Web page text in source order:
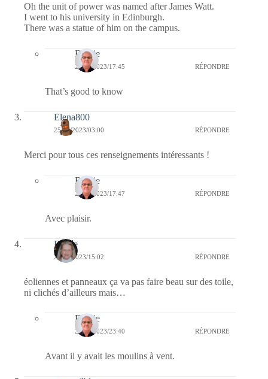
Oh the unit of power was named after James Watt.
I went to his university in Edinburgh.
There was a statue of him on the campus.
Bernie
25/01/2023/17:45 RÉPONDRE
That’s good to know
Elena800
25/01/2023/03:00 RÉPONDRE
Merci pour tous ces renseignements intéressants !
Bernie
25/01/2023/17:47 RÉPONDRE
Avec plaisir.
Renée
24/01/2023/15:02 RÉPONDRE
éoliennes et panneaux ça va pas faire beau sur des toile,
ni clichés d’ailleurs mais…
Bernie
24/01/2023/23:40 RÉPONDRE
Avant il y avait les moulins à vent.